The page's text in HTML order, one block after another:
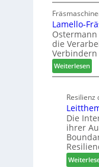
ö
n
e
r
u
r
a
u
m
-
S
o
t
i
m
e
n
t
u
s
z
e
i
c
h
u
n
g
e
n
f
ü
Lamello-
die
Verbindern
Weiterlesen:
L
m
e
l
l
o
-
F
Resilienz
Die
ihrer